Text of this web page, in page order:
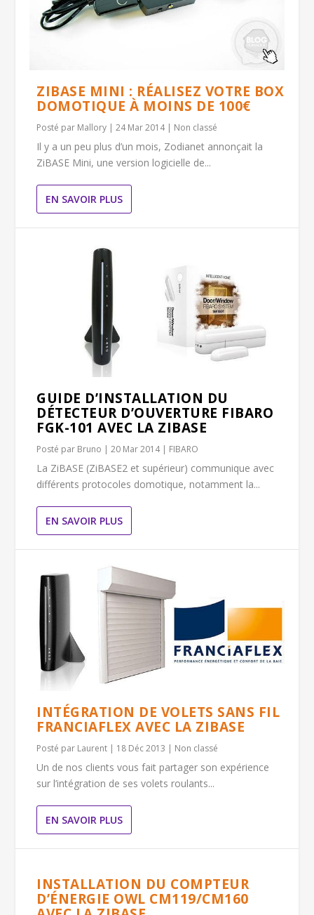
ZIBASE MINI : RÉALISEZ VOTRE BOX
DOMOTIQUE À MOINS DE 100€
Posté par Mallory |24 Mar 2014| Non classé
Il y a un peu plus d’un mois, Zodianet annonçait la
ZiBASE Mini, une version logicielle de...
EN SAVOIR PLUS
GUIDE D’INSTALLATION DU
DÉTECTEUR D’OUVERTURE FIBARO
FGK-101 AVEC LA ZIBASE
Posté par Bruno |20 Mar 2014| FIBARO
La ZiBASE (ZiBASE2 et supérieur) communique avec
différents protocoles domotique, notamment la...
EN SAVOIR PLUS
INTÉGRATION DE VOLETS SANS FIL
FRANCIAFLEX AVEC LA ZIBASE
Posté par Laurent | 18 Déc 2013 | Non classé
Un de nos clients vous fait partager son expérience
sur l’intégration de ses volets roulants...
EN SAVOIR PLUS
INSTALLATION DU COMPTEUR
D’ÉNERGIE OWL CM119/CM160